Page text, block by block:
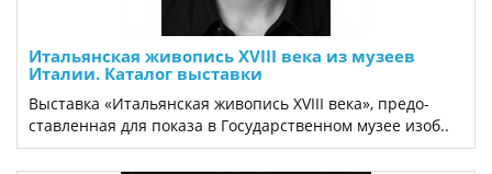
Итальянская живопись XVIII века из музеев
Италии. Каталог выставки
Выставка «Итальянская живопись XVIII века», предо­
ставленная для показа в Государственном музее изоб..